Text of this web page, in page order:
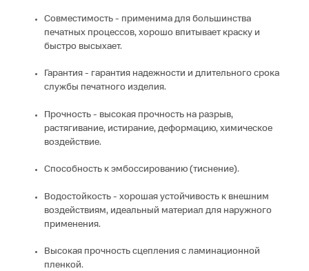
Совместимость - применима для большинства
печатных процессов, хорошо впитывает краску и
быстро высыхает.
Гарантия - гарантия надежности и длительного срока
службы печатного изделия.
Прочность - высокая прочность на разрыв,
растягивание, истирание, деформацию, химическое
воздействие.
Способность к эмбоссированию (тиснение).
Водостойкость - хорошая устойчивость к внешним
воздействиям, идеальный материал для наружного
применения.
Высокая прочность сцепления с ламинационной
пленкой.